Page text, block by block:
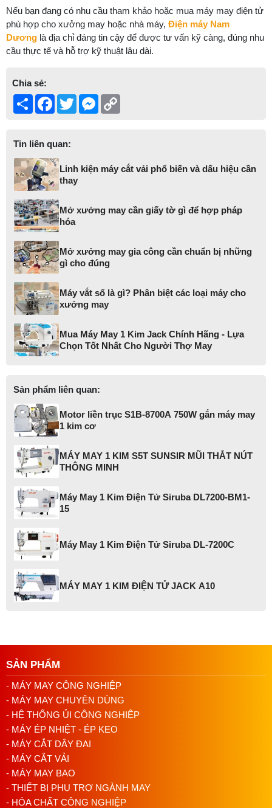
Nếu bạn đang có nhu cầu tham khảo hoặc mua máy may điện tử
phù hợp cho xưởng may hoặc nhà máy, Điện máy Nam
Dương là địa chỉ đáng tin cậy để được tư vấn kỹ càng, đúng nhu
cầu thực tế và hỗ trợ kỹ thuật lâu dài.
Chia sẻ:
Share Facebook
TwitterMessenger
Tin liên quan:
Linh kiện máy cắt vải phổ biến và dấu hiệu cần
thay
Mở xưởng may cần giấy tờ gì để hợp pháp
hóa
Mở xưởng may gia công cần chuẩn bị những
gì cho đúng
Máy vắt sổ là gì? Phân biệt các loại máy cho
xưởng may
Mua Máy May 1 Kim Jack Chính Hãng - Lựa
Chọn Tốt Nhất Cho Người Thợ May
Sản phẩm liên quan:
Motor liền trục S1B-8700A 750W gắn máy may
1 kim cơ
MÁY MAY 1 KIM S5T SUNSIR MŨI THẮT NÚT
THÔNG MINH
Máy May 1 Kim Điện Tử Siruba DL7200-BM1-
15
Máy May 1 Kim Điện Tử Siruba DL-7200C
MÁY MAY 1 KIM ĐIỆN TỬ JACK A10
SẢN PHẨM
- MÁY MAY CÔNG NGHIỆP
- MÁY MAY CHUYÊN DÙNG
- HỆ THỐNG ỦI CÔNG NGHIỆP
- MÁY ÉP NHIỆT - ÉP KEO
- MÁY CẮT DÂY ĐAI
- MÁY CẮT VẢI
- MÁY MAY BAO
- THIẾT BỊ PHỤ TRỢ NGÀNH MAY
- HÓA CHẤT CÔNG NGHIỆP